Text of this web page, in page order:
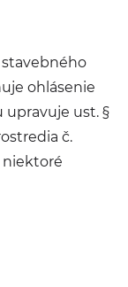
stavebného
ohlásenie
upravuje ust. §
č.
niektoré